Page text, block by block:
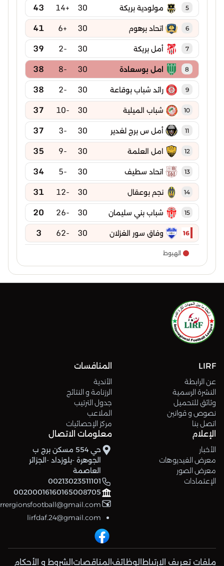
5 مولودية بريكة 30
+14
43
6 اتحاد برهوم 30
+6
41
7 أمل بريكة 30
-2
39
8 امل بوسعادة 30
-8
38
9 رائد شباب بوقاعة 30
-2
38
10 شباب الميلية 30
-10
37
11 أمل س برج لغدير 30
-3
37
12 امل العلمة 30
-9
35
13 اتحاد سطيف 30
-5
34
14 نجم بوعقال 30
-12
31
15 شباب بني سليمان 30
-26
20
16 وفاق سور الغزلان 30
-62
3
الهبوط
LIRF
عن الرابطة
النشرة الرسمية
وثائق للتحميل
نصوص و قوانين
اتصل بنا
المنافسات
الأندية
الرزنامة و النتائج
جدول الترتيب
الملاعب
مركز الإحصائيات
الإعلام
الأخبار
معرض الفيديوهات
معرض الصور
الإعتمادات
معلومات الاتصال
حي 554 مسكن برج ب
الجوهرة -بلوزداد -الجزائر
العاصمة
00213023511101
00200016160165008705
lirfdaf.24@gmail.com
ملفات تعريف الإرتباط الوظائف المناقصات الشروط و الأحكام